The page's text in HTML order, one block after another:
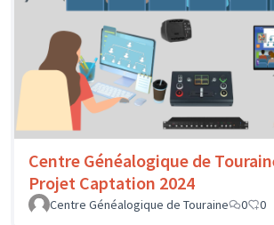
Centre Généalogique de
Projet Captation 2024
Centre Généalogique de Touraine
0 0